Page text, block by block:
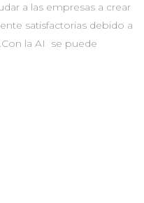
a las empresas a crear
satisfactorias debido a
la AI se puede